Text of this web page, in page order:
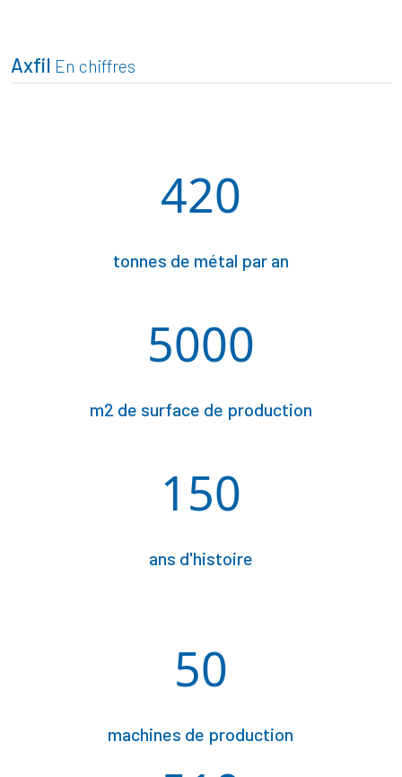
Axfil En chiffres
420
tonnes de métal par an
5000
m2 de surface de production
150
ans d'histoire
50
machines de production